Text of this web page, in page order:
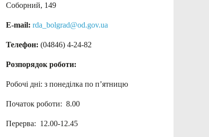
Соборний, 149
E-mail: rda_bolgrad@od.gov.ua
Телефон: (04846) 4-24-82
Розпорядок роботи:
Робочі дні: з понеділка по п’ятницю
Початок роботи: 8.00
Перерва: 12.00-12.45